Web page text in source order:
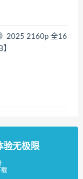
2025 2160p 全16
验无极限
载